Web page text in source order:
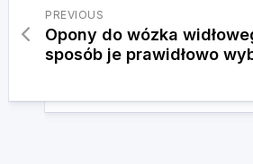
PREVIOUS
Opony do wózka
sposób je prawidłowo